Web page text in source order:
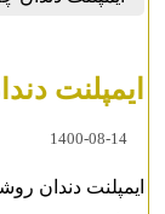
ایمپلنت
1400-08-14
ایمپلنت دندان